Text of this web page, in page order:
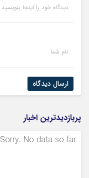
دیدگاه خود را اینجا بنویسید
نام شما
ارسال دیدگاه
پربازدیدترین اخبار
Sorry. No data so far.